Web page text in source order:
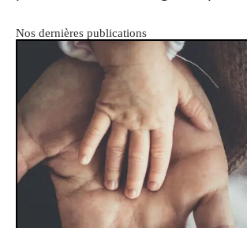
Nos dernières publications